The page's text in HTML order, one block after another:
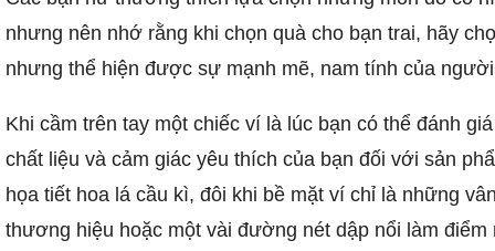
nhưng nên nhớ rằng khi chọn quà cho bạn trai, hãy
nhưng thể hiện được sự mạnh mẽ, nam tính của
Khi cầm trên tay một chiếc ví là lúc bạn có thể đánh
chất liệu và cảm giác yêu thích của bạn đối với sản
họa tiết hoa lá cầu kì, đôi khi bề mặt ví chỉ là những
thương hiệu hoặc một vài đường nét dập nổi làm điểm